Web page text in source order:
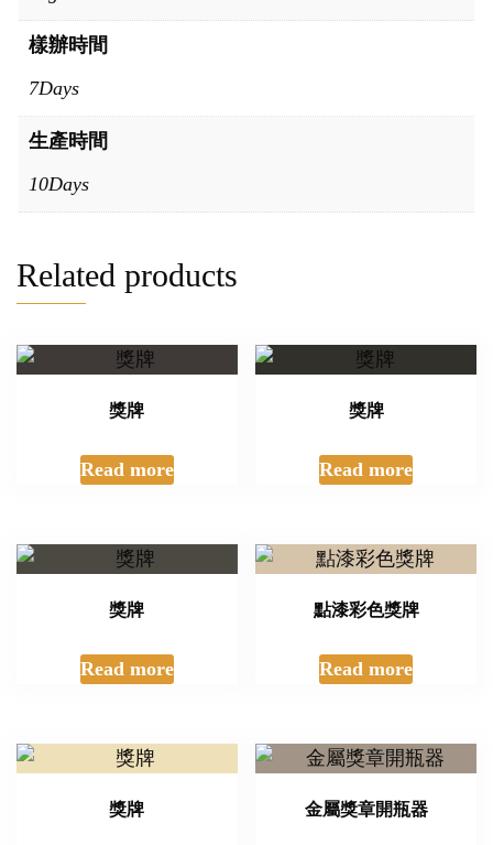
樣辦時間
7Days
生產時間
10Days
Related products
獎牌
Read more
獎牌
Read more
獎牌
Read more
點漆彩色獎牌
Read more
獎牌 金屬獎章開瓶器